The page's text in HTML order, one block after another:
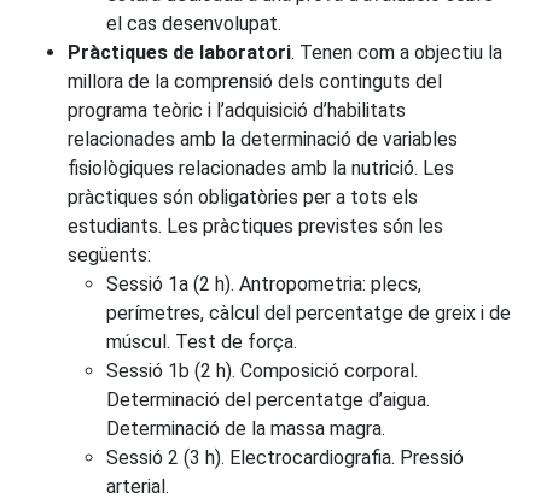
el cas desenvolupat.
Pràctiques de laboratori. Tenen com a objectiu la
millora de la comprensió dels continguts del
programa teòric i l’adquisició d’habilitats
relacionades amb la determinació de variables
fisiològiques relacionades amb la nutrició. Les
pràctiques són obligatòries per a tots els
estudiants. Les pràctiques previstes són les
següents:
Sessió 1a (2 h). Antropometria: plecs,
perímetres, càlcul del percentatge de greix i de
múscul. Test de força.
Sessió 1b (2 h). Composició corporal.
Determinació del percentatge d’aigua.
Determinació de la massa magra.
Sessió 2 (3 h). Electrocardiografia. Pressió
arterial.